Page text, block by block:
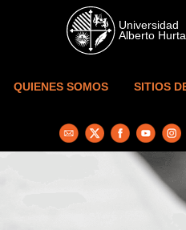
Skip to main content
QUIENES SOMOS SITIOS